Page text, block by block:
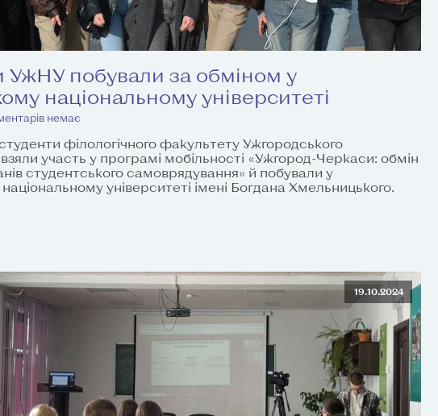
УжНУ побували за обміном у
національному університеті
немає
філологічного факультету Ужгородського
участь у програмі мобільності «Ужгород-Черкаси: обмін
студентського самоврядування» й побували у
університеті імені Богдана Хмельницького.
19.10.2024